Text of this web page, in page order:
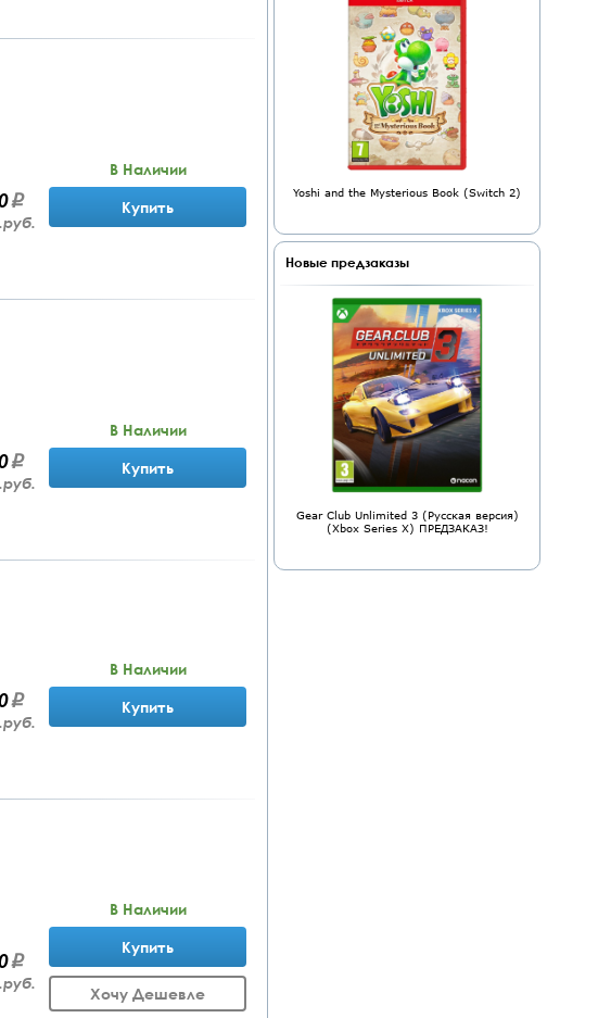
В Наличии
Купить
В Наличии
Купить
В Наличии
Купить
В Наличии
Купить
Хочу Дешевле
Yoshi and the Mysterious Book (Switch 2)
Новые предзаказы
Gear Club Unlimited 3 (Русская версия)
(Xbox Series X) ПРЕДЗАКАЗ!